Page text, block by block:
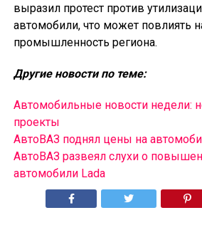
выразил протест против
автомобили, что может повлиять
промышленность региона.
Другие новости по теме:
Автомобильные новости недели:
проекты
АвтоВАЗ поднял цены на
АвтоВАЗ развеял слухи о
автомобили Lada